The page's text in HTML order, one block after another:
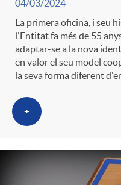
04/03/2024
La primera oficina, i seu
l'Entitat fa més de 55
adaptar-se a la nova
en valor el seu model
la seva forma diferent
+